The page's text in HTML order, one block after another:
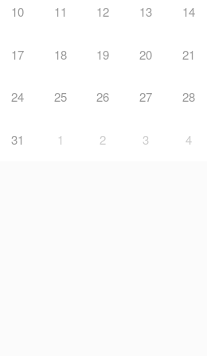
10 11 12 13 14
17 18 19 20 21
24 25 26 27 28
31 1 2 3 4